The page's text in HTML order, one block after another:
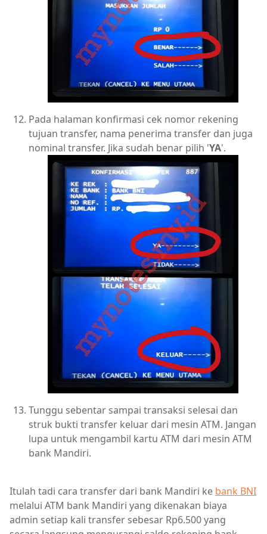
Pada halaman konfirmasi cek nomor rekening
tujuan transfer, nama penerima transfer dan juga
nominal transfer. Jika sudah benar pilih 'YA'.
Tunggu sebentar sampai transaksi selesai dan
struk bukti transfer keluar dari mesin ATM. Jangan
lupa untuk mengambil kartu ATM dari mesin ATM
bank Mandiri.
Itulah tadi cara transfer dari bank Mandiri ke bank BNI
melalui ATM bank Mandiri yang dikenakan biaya
admin setiap kali transfer sebesar Rp6.500 yang